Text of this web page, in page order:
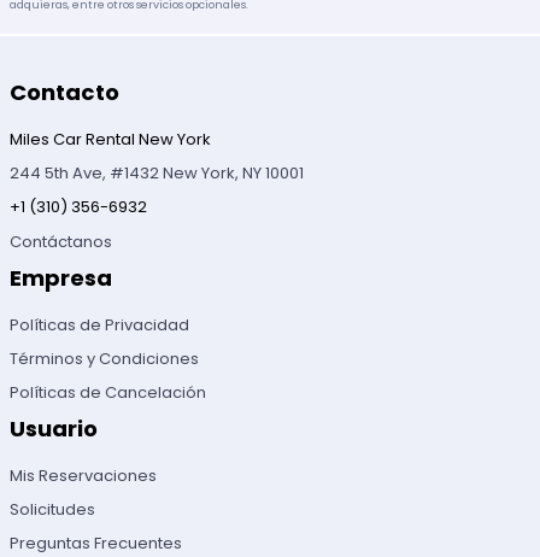
adquieras, entre otros servicios opcionales.
Contacto
Miles Car Rental New York
244 5th Ave, #1432 New York, NY 10001
+1 (310) 356-6932
Contáctanos
Empresa
Políticas de Privacidad
Términos y Condiciones
Políticas de Cancelación
Usuario
Mis Reservaciones
Solicitudes
Preguntas Frecuentes